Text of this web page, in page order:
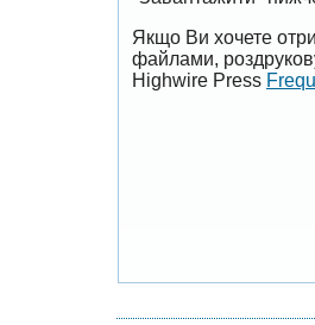
Якщо Ви хочете
файлами,
Highwire Press